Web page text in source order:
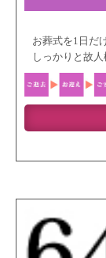
お葬式を1日だ
しっかりと故人